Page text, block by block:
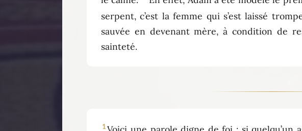
serpent, c’est la femme qui s’est laissé
sauvée en devenant mère, à condition de
sainteté.
1